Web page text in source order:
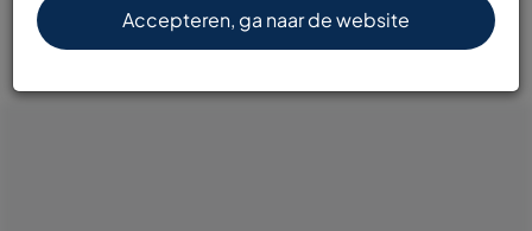
Accepteren, ga naar de website